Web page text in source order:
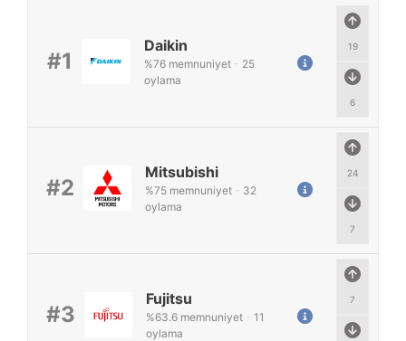
#1
19
6
Daikin
%76memnuniyet - 25
oylama
#2
24
7
Mitsubishi
%75 memnuniyet - 32
oylama
#3
7
Fujitsu
%63.6memnuniyet - 11
oylama